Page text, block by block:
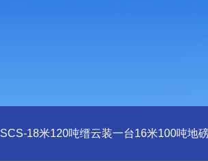
SCS-18米120吨缙云装一台16米100吨地